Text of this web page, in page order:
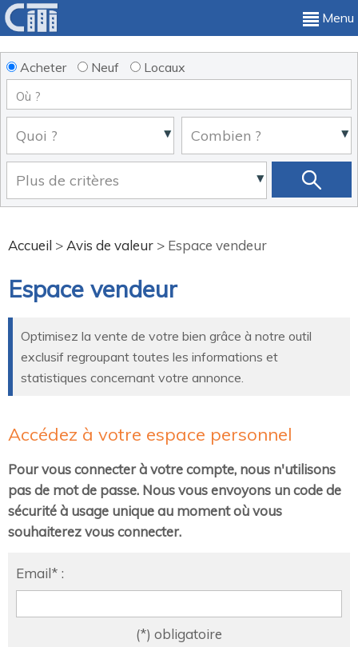
Menu
Acheter Neuf Locaux
Accueil > Avis de valeur > Espace vendeur
Espace vendeur
Optimisez la vente de votre bien grâce à notre outil
exclusif regroupant toutes les informations et
statistiques concernant votre annonce.
Accédez à votre espace personnel
Pour vous connecter à votre compte, nous n'utilisons
pas de mot de passe. Nous vous envoyons un code de
sécurité à usage unique au moment où vous
souhaiterez vous connecter.
Email* :
(*) obligatoire